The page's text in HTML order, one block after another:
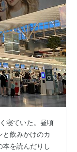
寝ていた。昼頃
と飲みかけのカ
本を読んだりし